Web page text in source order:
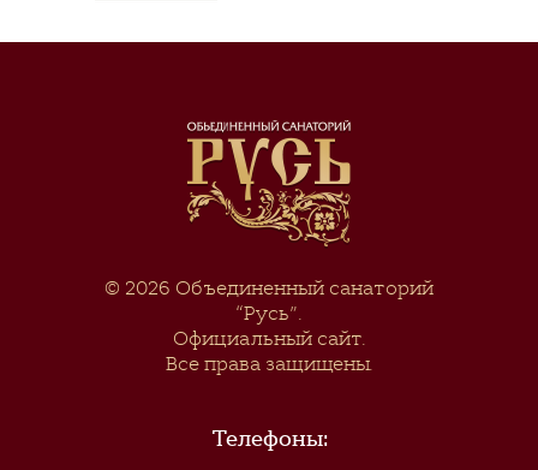
© 2026 Объединенный санаторий
“Русь”.
Официальный сайт.
Все права защищены.
Телефоны: